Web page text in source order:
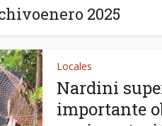
2025
Locales
Nardini
importante